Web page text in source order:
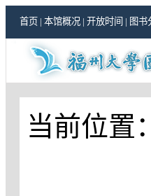
首页 | 本馆概况 | 开放时间 | 图书
当前位置：